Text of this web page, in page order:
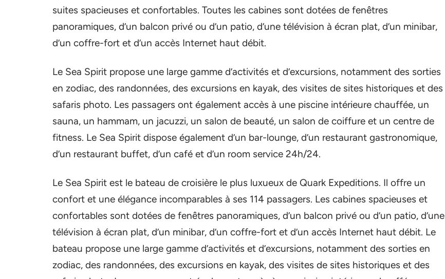
suites spacieuses et confortables. Toutes les cabines sont dotées de fenêtres
panoramiques, d’un balcon privé ou d’un patio, d’une télévision à écran plat, d’un minibar,
d’un coffre-fort et d’un accès Internet haut débit.
Le Sea Spirit propose une large gamme d’activités et d’excursions, notamment des sorties
en zodiac, des randonnées, des excursions en kayak, des visites de sites historiques et des
safaris photo. Les passagers ont également accès à une piscine intérieure chauffée, un
sauna, un hammam, un jacuzzi, un salon de beauté, un salon de coiffure et un centre de
fitness. Le Sea Spirit dispose également d’un bar-lounge, d’un restaurant gastronomique,
d’un restaurant buffet, d’un café et d’un room service 24h/24.
Le Sea Spirit est le bateau de croisière le plus luxueux de Quark Expeditions. Il offre un
confort et une élégance incomparables à ses 114 passagers. Les cabines spacieuses et
confortables sont dotées de fenêtres panoramiques, d’un balcon privé ou d’un patio, d’une
télévision à écran plat, d’un minibar, d’un coffre-fort et d’un accès Internet haut débit. Le
bateau propose une large gamme d’activités et d’excursions, notamment des sorties en
zodiac, des randonnées, des excursions en kayak, des visites de sites historiques et des